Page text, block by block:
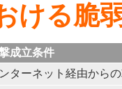
ける脆
成立条件
ターネット経由から